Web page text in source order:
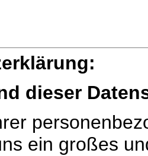
dieser
ein großes